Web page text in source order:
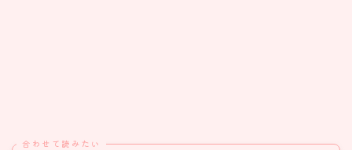
合わせて読みたい